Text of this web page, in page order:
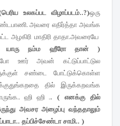
உலகப்பட விழாப்படம்..?)ஒரு
அவரை எதிர்த்தா அவங்க
அழகிரி மாதிரி தாதா.அவரையே
யாரு நம்ம ஹீரோ தான் )
ஊர் அவன் கட்டுப்பாட்டுல
சண்டை போட்டுக்கொள்ள
தில் இருக்கறவங்க
ஹி ஹி .. ( எனக்கு தில்
அவசர அழைப்பு வந்ததாலும்
தப்பிச்சேண்டா சாமி.. )